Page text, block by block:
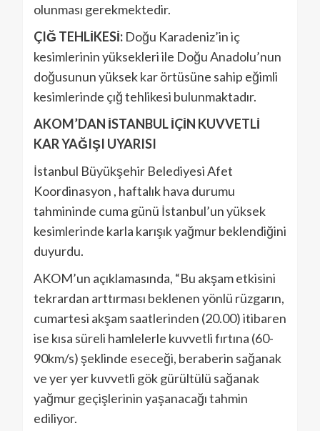
olunması gerekmektedir.
ÇIĞ TEHLİKESİ: Doğu Karadeniz’in iç
kesimlerinin yüksekleri ile Doğu Anadolu’nun
doğusunun yüksek kar örtüsüne sahip eğimli
kesimlerinde çığ tehlikesi bulunmaktadır.
AKOM’DAN İSTANBUL İÇİN KUVVETLİ
KAR YAĞIŞI UYARISI
İstanbul Büyükşehir Belediyesi Afet
Koordinasyon , haftalık hava durumu
tahmininde cuma günü İstanbul’un yüksek
kesimlerinde karla karışık yağmur beklendiğini
duyurdu.
AKOM’un açıklamasında, “Bu akşam etkisini
tekrardan arttırması beklenen yönlü rüzgarın,
cumartesi akşam saatlerinden (20.00) itibaren
ise kısa süreli hamlelerle kuvvetli fırtına (60-
90km/s) şeklinde eseceği, beraberin sağanak
ve yer yer kuvvetli gök gürültülü sağanak
yağmur geçişlerinin yaşanacağı tahmin
ediliyor.